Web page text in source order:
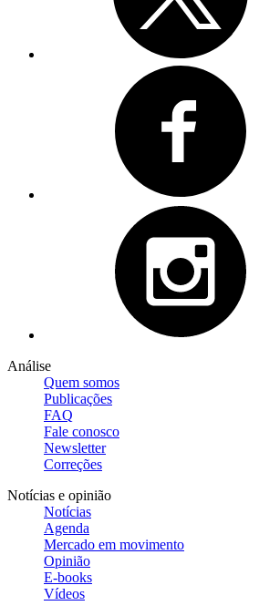
Análise
Quem somos
Publicações
FAQ
Fale conosco
Newsletter
Correções
Notícias e opinião
Notícias
Agenda
Mercado em movimento
Opinião
E-books
Vídeos